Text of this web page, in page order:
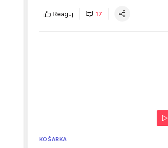
Reaguj 17
KOŠARKA